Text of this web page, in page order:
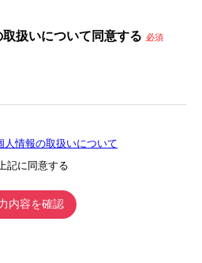
扱いについて同意する 必須
人情報の取扱いについて
記に同意する
内容を確認